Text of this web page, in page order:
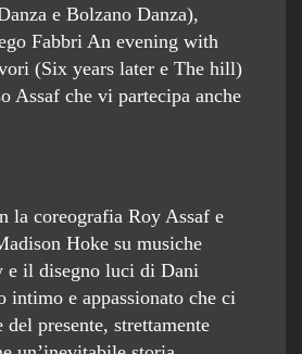
e Bolzano Danza),
Fabbri An evening with
(Six years later e The hill)
Assaf che vi partecipa anche
la coreografia Roy Assaf e
Hoke su musiche
il disegno luci di Dani
intimo e appassionato che ci
del presente, strettamente